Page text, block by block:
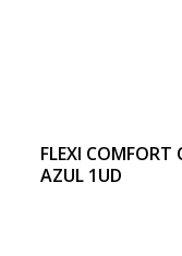
FLEXI
AZUL 1UD